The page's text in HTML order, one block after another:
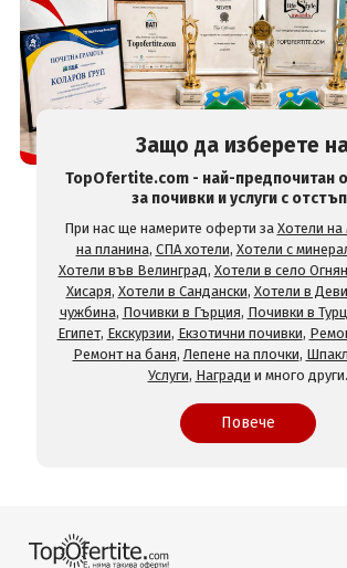
Защо да изберете
TopOfertite.com - най-предпочитан
за почивки и услуги с
При нас ще намерите оферти за Хотели на
на планина, СПА хотели, Хотели с
Хотели във Велинград, Хотели в село
Хисаря, Хотели в Сандански, Хотели в
чужбина, Почивки в Гърция, Почивки в
Египет, Екскурзии, Екзотични почивки,
Ремонт на баня, Лепене на плочки,
Услуги, Награди и много други.
Повече